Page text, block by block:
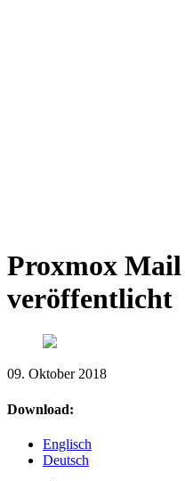
Proxmox Mail
veröffentlicht
09. Oktober 2018
Download:
Englisch
Deutsch